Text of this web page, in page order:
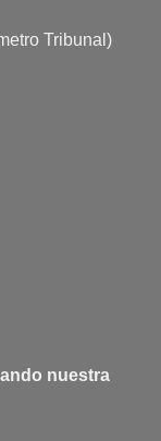
Tribunal)
nuestra